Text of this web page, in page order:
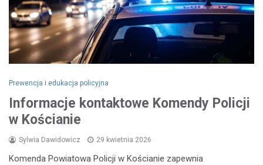
Prewencja i edukacja policyjna
Informacje kontaktowe Komendy Policji
w Kościanie
Sylwia Dawidowicz 29 kwietnia 2026
Komenda Powiatowa Policji w Kościanie zapewnia